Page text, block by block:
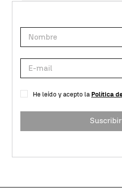
He leído y acepto la Política